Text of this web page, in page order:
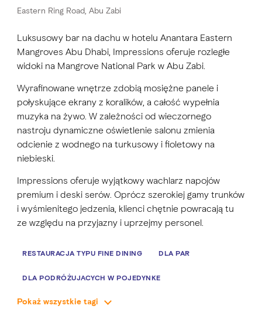
Eastern Ring Road, Abu Zabi
Luksusowy bar na dachu w hotelu Anantara Eastern
Mangroves Abu Dhabi, Impressions oferuje rozległe
widoki na Mangrove National Park w Abu Zabi.
Wyrafinowane wnętrze zdobią mosiężne panele i
połyskujące ekrany z koralików, a całość wypełnia
muzyka na żywo. W zależności od wieczornego
nastroju dynamiczne oświetlenie salonu zmienia
odcienie z wodnego na turkusowy i fioletowy na
niebieski.
Impressions oferuje wyjątkowy wachlarz napojów
premium i deski serów. Oprócz szerokiej gamy trunków
i wyśmienitego jedzenia, klienci chętnie powracają tu
ze względu na przyjazny i uprzejmy personel.
RESTAURACJA TYPU FINE DINING DLA PAR
DLA PODRÓŻUJĄCYCH W POJEDYNKĘ
JEDZENIE BAROWE PRZEKĄSKI
Pokaż wszystkie tagi